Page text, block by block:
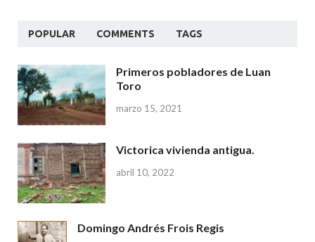
POPULAR COMMENTS TAGS
Primeros pobladores de Luan
Toro
marzo 15, 2021
Victorica vivienda antigua.
abril 10, 2022
Domingo Andrés Frois Regis